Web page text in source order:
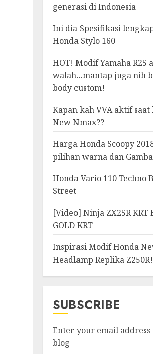
generasi di Indonesia
Ini dia Spesifikasi
Honda Stylo 160
HOT! Modif Yamaha R25
walah...mantap juga nih
body custom!
Kapan kah VVA aktif
New Nmax??
Harga Honda Scoopy
pilihan warna dan
Honda Vario 110 Techno
Street
[Video] Ninja ZX25R
GOLD KRT
Inspirasi Modif Honda
Headlamp Replika
SUBSCRIBE
Enter your email
blog